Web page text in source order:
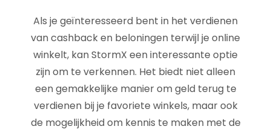
Als je geïnteresseerd bent in het verdienen
van cashback en beloningen terwijl je online
winkelt, kan StormX een interessante optie
zijn om te verkennen. Het biedt niet alleen
een gemakkelijke manier om geld terug te
verdienen bij je favoriete winkels, maar ook
de mogelijkheid om kennis te maken met de